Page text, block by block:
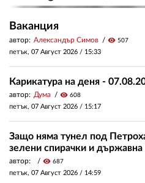
Ваканция
автор: Александър Симов visibility 507
петък, 07 Август 2026 / 15:33
Карикатура на деня -
автор: Дума visibility 608
петък, 07 Август 2026 / 15:17
Защо няма тунел под
зелени спирачки и държавна
автор: visibility 687
петък, 07 Август 2026 / 14:59